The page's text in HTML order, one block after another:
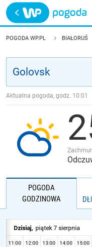
Trwa ładowanie
POLSKA
JAKOŚĆ POWIETRZA
POGODA WP.PL BIAŁORUŚ
Aktualna pogoda, godz. 10:01
POGODA
GODZINOWA